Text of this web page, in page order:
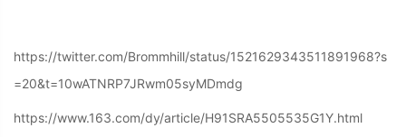
https://twitter.com/Brommhill/status/1521629343511891968?s
=20&t=10wATNRP7JRwm05syMDmdg
https://www.163.com/dy/article/H91SRA5505535G1Y.html